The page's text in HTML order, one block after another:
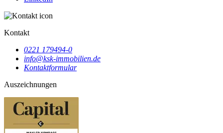
Kontakt
0221 179494-0
info@ksk-immobilien.de
Kontaktformular
Auszeichnungen